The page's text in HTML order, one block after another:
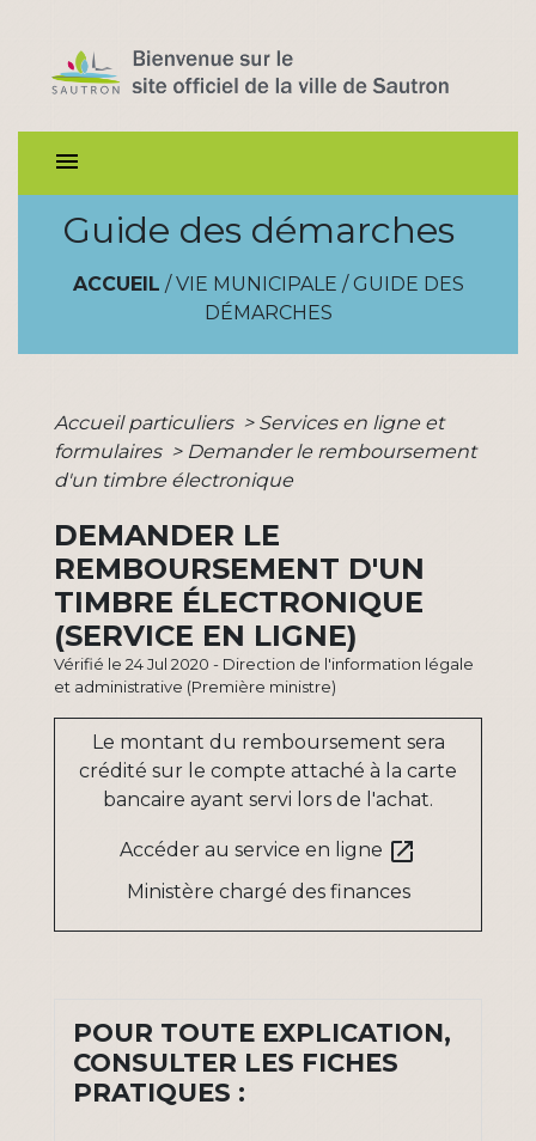
menu
Guide des démarches
ACCUEIL / VIE MUNICIPALE / GUIDE DES
DÉMARCHES
Accueil particuliers > Services en ligne et
formulaires > Demander le remboursement
d'un timbre électronique
DEMANDER LE
REMBOURSEMENT D'UN
TIMBRE ÉLECTRONIQUE
(SERVICE EN LIGNE)
Vérifié le 24 Jul 2020 - Direction de l'information légale
et administrative (Première ministre)
Le montant du remboursement sera
crédité sur le compte attaché à la carte
bancaire ayant servi lors de l'achat.
Accéder au service en ligne open_in_new
Ministère chargé des finances
POUR TOUTE EXPLICATION,
CONSULTER LES FICHES
PRATIQUES :